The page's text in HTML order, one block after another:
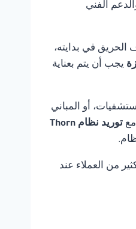
الفني
في بدايته،
يجب أن يتم بعناية
أو المباني
توريد نظام Thorn
من العملاء عند